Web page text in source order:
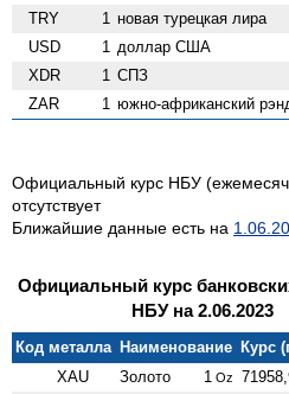
TRY 1 новая турецкая лира
USD 1 доллар США
XDR 1 СПЗ
ZAR 1 южно-африканский
Официальный курс НБУ
отсутствует
Ближайшие данные есть на
Официальный курс
НБУ на 2.06.2023
Код металла Наименование Курс
XAU
Золото 1 Oz